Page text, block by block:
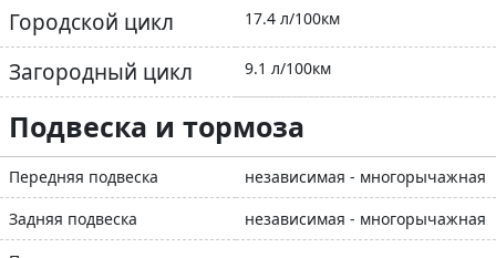
Городской цикл 17.4 л/100км
Загородный цикл 9.1 л/100км
Подвеска и тормоза
Передняя подвеска
независимая - многорычажная
Задняя подвеска
независимая - многорычажная